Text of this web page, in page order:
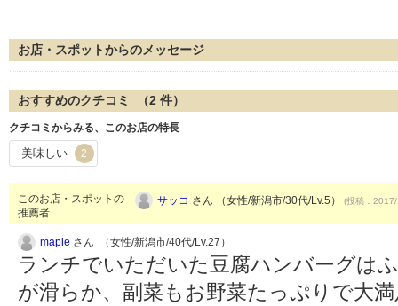
お店・スポットからのメッセージ
おすすめのクチコミ （2 件）
クチコミからみる、このお店の特長
美味しい 2
このお店・スポットの
推薦者
サッコ さん （女性/新潟市/30代/Lv.5） (投稿：
maple さん （女性/新潟市/40代/Lv.27）
ランチでいただいた豆腐ハンバーグは
が滑らか、副菜もお野菜たっぷりで大